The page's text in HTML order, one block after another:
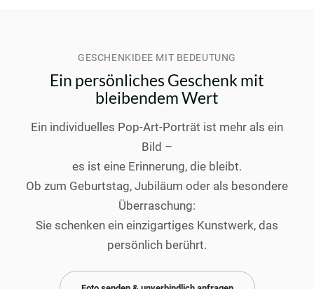
GESCHENKIDEE MIT BEDEUTUNG
Ein persönliches Geschenk mit
bleibendem Wert
Ein individuelles Pop-Art-Porträt ist mehr als ein
Bild –
es ist eine Erinnerung, die bleibt.
Ob zum Geburtstag, Jubiläum oder als besondere
Überraschung:
Sie schenken ein einzigartiges Kunstwerk, das
persönlich berührt.